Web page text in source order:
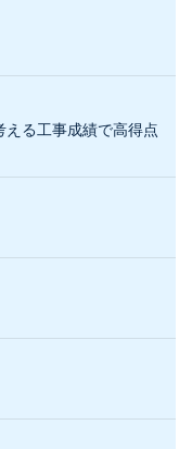
える工事成績で高得点